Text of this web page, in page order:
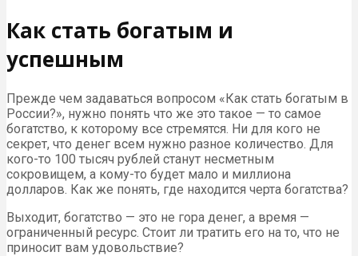
Как стать богатым и
успешным
Прежде чем задаваться вопросом «Как стать богатым в
России?», нужно понять что же это такое — то самое
богатство, к которому все стремятся. Ни для кого не
секрет, что денег всем нужно разное количество. Для
кого-то 100 тысяч рублей станут несметным
сокровищем, а кому-то будет мало и миллиона
долларов. Как же понять, где находится черта богатства?
Выходит, богатство — это не гора денег, а время —
ограниченный ресурс. Стоит ли тратить его на то, что не
приносит вам удовольствие?